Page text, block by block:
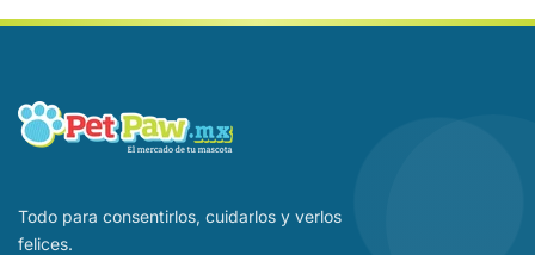
Todo para consentirlos, cuidarlos y verlos
felices.